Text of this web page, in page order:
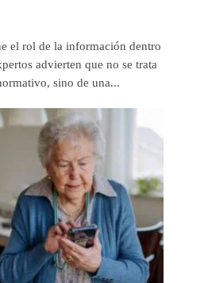
el rol de la información dentro
advierten que no se trata
sino de una...